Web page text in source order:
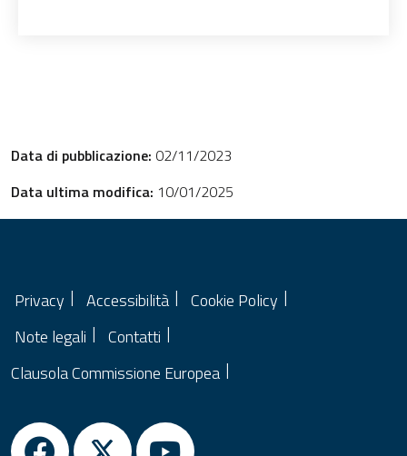
Data di pubblicazione: 02/11/2023
Data ultima modifica: 10/01/2025
Privacy Accessibilità
Cookie Policy
Note legali
Contatti
Clausola Commissione Europea